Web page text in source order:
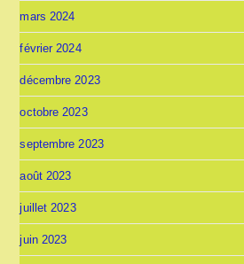
mars 2024
février 2024
décembre 2023
octobre 2023
septembre 2023
août 2023
juillet 2023
juin 2023